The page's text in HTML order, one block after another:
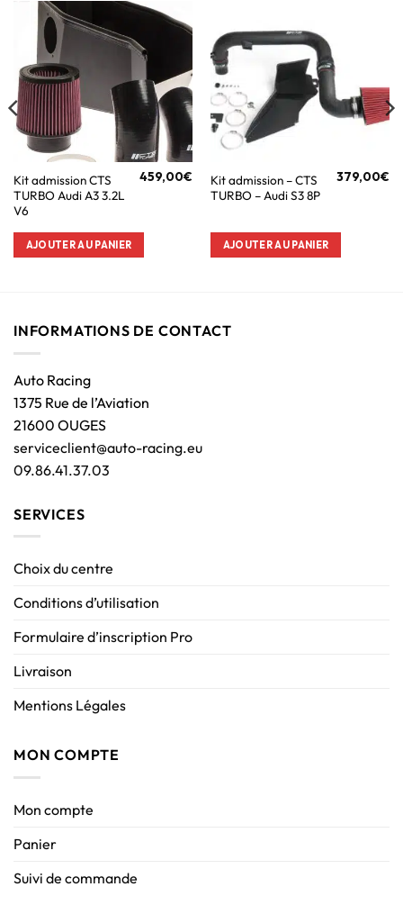
Kit admission CTS
TURBO Audi A3 3.2L
V6
459,00€
AJOUTER AU PANIER
Kit admission – CTS
TURBO – Audi S3 8P
379,00€
AJOUTER AU PANIER
INFORMATIONS DE CONTACT
Auto Racing
1375 Rue de l’Aviation
21600 OUGES
serviceclient@auto-racing.eu
09.86.41.37.03
SERVICES
Choix du centre
Conditions d’utilisation
Formulaire d’inscription Pro
Livraison
Mentions Légales
MON COMPTE
Mon compte
Panier
Suivi de commande